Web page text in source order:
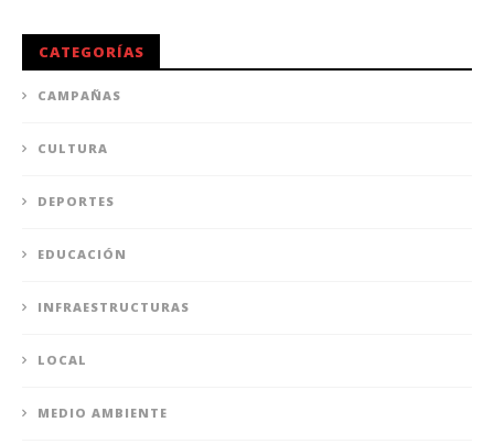
CATEGORÍAS
CAMPAÑAS
CULTURA
DEPORTES
EDUCACIÓN
INFRAESTRUCTURAS
LOCAL
MEDIO AMBIENTE